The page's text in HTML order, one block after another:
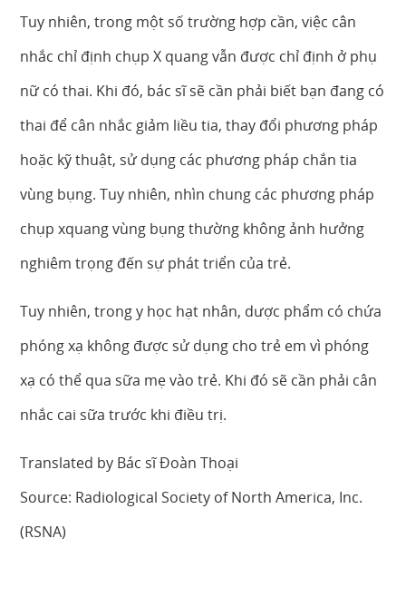
Tuy nhiên, trong một số trường hợp cần, việc cân
nhắc chỉ định chụp X quang vẫn được chỉ định ở phụ
nữ có thai. Khi đó, bác sĩ sẽ cần phải biết bạn đang có
thai để cân nhắc giảm liều tia, thay đổi phương pháp
hoặc kỹ thuật, sử dụng các phương pháp chắn tia
vùng bụng. Tuy nhiên, nhìn chung các phương pháp
chụp xquang vùng bụng thường không ảnh hưởng
nghiêm trọng đến sự phát triển của trẻ.
Tuy nhiên, trong y học hạt nhân, dược phẩm có chứa
phóng xạ không được sử dụng cho trẻ em vì phóng
xạ có thể qua sữa mẹ vào trẻ. Khi đó sẽ cần phải cân
nhắc cai sữa trước khi điều trị.
Translated by Bác sĩ Đoàn Thoại
Source: Radiological Society of North America, Inc.
(RSNA)